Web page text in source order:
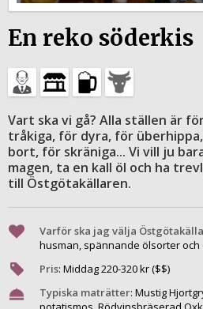
En reko söderkis
Vart ska vi gå? Alla ställen är
tråkiga, för dyra, för
bort, för skräniga... Vi vill ju
magen, ta en kall öl och ha
till Östgötakällaren.
Varför ska jag välja
husman, spännande ölsorter och
Pris: Middag220-320kr ($$)
Typiska maträtter: Mustig